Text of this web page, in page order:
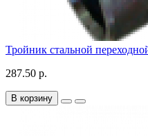
Тройник стальной
287.50 р.
В корзину